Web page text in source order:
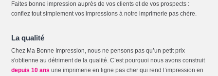
Faites bonne impression auprès de vos clients et de vos prospects :
confiez tout simplement vos impressions à notre imprimerie pas chère.
La qualité
Chez Ma Bonne Impression, nous ne pensons pas qu’un petit prix
s'obtienne au détriment de la qualité. C’est pourquoi nous avons construit
depuis 10 ans une imprimerie en ligne pas cher qui rend l’impression en